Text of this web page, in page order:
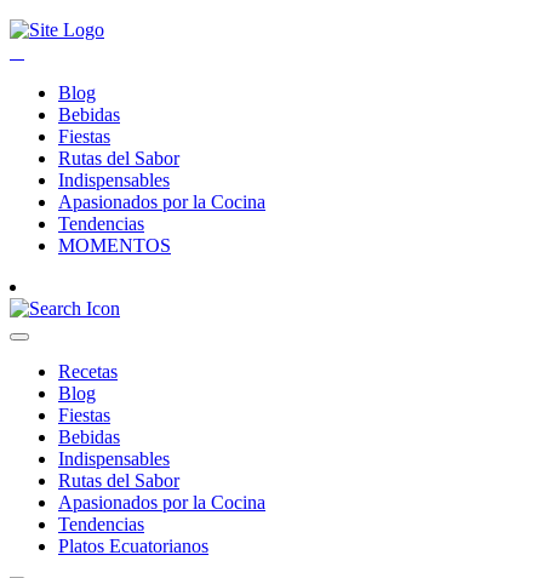
Blog
Bebidas
Fiestas
Rutas del Sabor
Indispensables
Apasionados por la Cocina
Tendencias
MOMENTOS
Recetas
Blog
Fiestas
Bebidas
Indispensables
Rutas del Sabor
Apasionados por la Cocina
Tendencias
Platos Ecuatorianos